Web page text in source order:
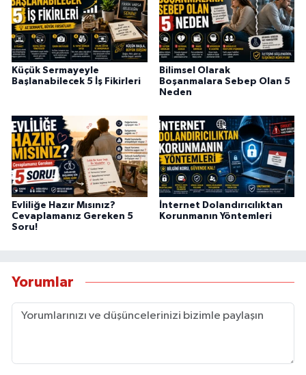
Küçük Sermayeyle
Başlanabilecek 5 İş Fikirleri
Bilimsel Olarak
Boşanmalara Sebep Olan 5
Neden
Evliliğe Hazır Mısınız?
Cevaplamanız Gereken 5
Soru!
İnternet Dolandırıcılıktan
Korunmanın Yöntemleri
Yorumlar